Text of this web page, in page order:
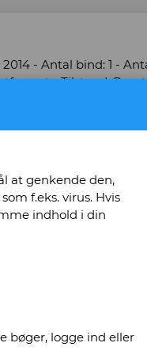
- Antal bind: 1 -
- Tilstand:
at genkende den,
f.eks. virus. Hvis
indhold i din
bøger, logge ind eller